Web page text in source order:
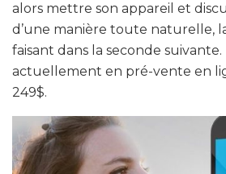
alors mettre son appareil et
d’une manière toute naturelle,
faisant dans la seconde suivante.
actuellement en pré-vente en
249$.